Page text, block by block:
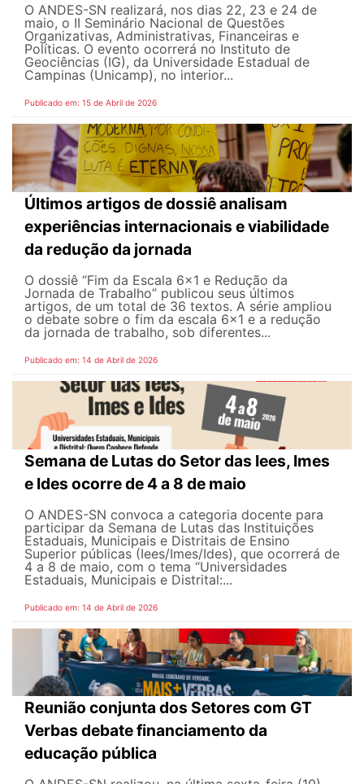
O ANDES-SN realizará, nos dias 22, 23 e 24 de
maio, o II Seminário Nacional de Questões
Organizativas, Administrativas, Financeiras e
Políticas. O evento ocorrerá no Instituto de
Geociências (IG), da Universidade Estadual de
Campinas (Unicamp), no interior...
Publicado em: 15 de Abril de 2026
Últimos artigos de dossiê analisam
experiências internacionais e viabilidade
da redução da jornada
O dossiê “Fim da Escala 6×1 e Redução da
Jornada de Trabalho” publicou seus últimos
artigos, de um total de 36 textos. A série ampliou
o debate sobre o fim da escala 6x1 e a redução
da jornada de trabalho, sob diferentes...
Publicado em: 14 de Abril de 2026
Semana de Lutas do Setor das Iees, Imes
e Ides ocorre de 4 a 8 de maio
O ANDES-SN convoca a categoria docente para
participar da Semana de Lutas das Instituições
Estaduais, Municipais e Distritais de Ensino
Superior públicas (Iees/Imes/Ides), que ocorrerá de
4 a 8 de maio, com o tema “Universidades
Estaduais, Municipais e Distrital:...
Publicado em: 14 de Abril de 2026
Reunião conjunta dos Setores com GT
Verbas debate financiamento da
educação pública